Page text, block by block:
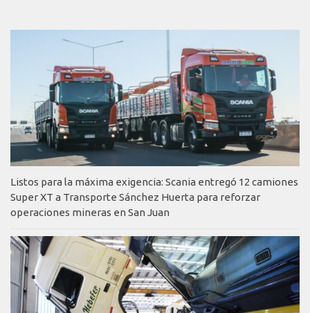
Listos para la máxima exigencia: Scania entregó 12 camiones
Super XT a Transporte Sánchez Huerta para reforzar
operaciones mineras en San Juan